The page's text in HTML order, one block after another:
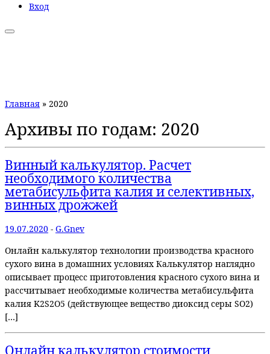
Вход
Главная » 2020
Архивы по годам: 2020
Винный калькулятор. Расчет
необходимого количества
метабисульфита калия и селективных,
винных дрожжей
19.07.2020 - G.Gnev
Онлайн калькулятор технологии производства красного
сухого вина в домашних условиях Калькулятор наглядно
описывает процесс приготовления красного сухого вина и
рассчитывает необходимые количества метабисульфита
калия K2S2O5 (действующее вещество диоксид серы SO2)
[…]
Онлайн калькулятор стоимости